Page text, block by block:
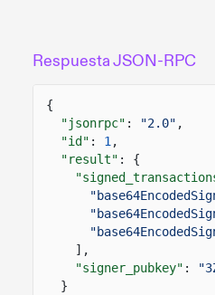
Respuesta JSON-RPC
{
"jsonrpc" : "2.0" ,
"id" : 1 ,
"result" : {
],
"signer_pubkey" :
}